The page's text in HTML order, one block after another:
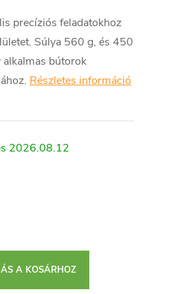
precíziós feladatokhoz
Súlya 560 g, és 450
bútorok
Részletes információ
2026.08.12
A KOSÁRHOZ